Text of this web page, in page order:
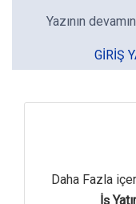
Yazının
GIRIŞ
Daha Fazla
İş